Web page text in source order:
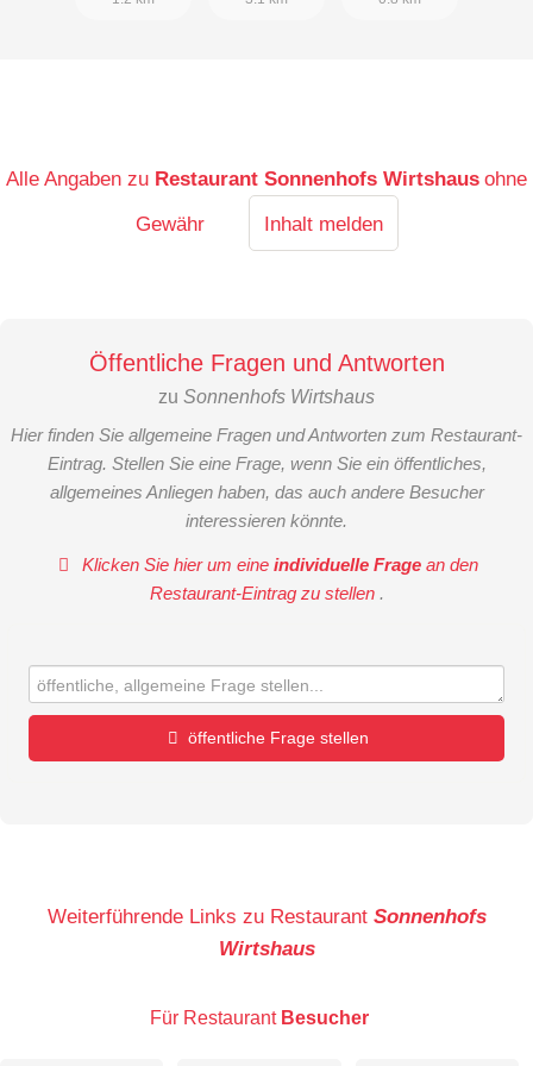
Alle Angaben zu Restaurant Sonnenhofs Wirtshaus ohne
Gewähr
Inhalt melden
Öffentliche Fragen und Antworten
zu Sonnenhofs Wirtshaus
Hier finden Sie allgemeine Fragen und Antworten zum Restaurant-
Eintrag. Stellen Sie eine Frage, wenn Sie ein öffentliches,
allgemeines Anliegen haben, das auch andere Besucher
interessieren könnte.
Klicken Sie hier um eineindividuelle Frage an den
Restaurant-Eintrag zu stellen .
öffentliche Frage stellen
Weiterführende Links zu Restaurant Sonnenhofs
Wirtshaus
Für Restaurant Besucher